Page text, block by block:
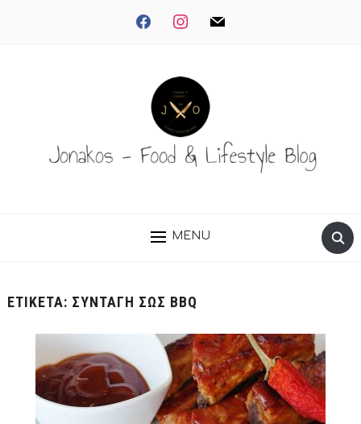
facebookinstagrammail
MENU
ΕΤΙΚΈΤΑ: ΣΥΝΤΑΓΉ ΣΩΣ BBQ